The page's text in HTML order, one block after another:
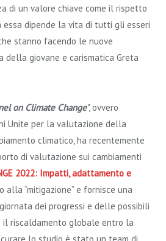
di un valore chiave come il rispetto
essa dipende la vita di tutti gli esseri
stanno facendo le nuove
della giovane e carismatica Greta
on Climate Change’, ovvero
Unite per la valutazione della
climatico, ha recentemente
di valutazione sui cambiamenti
2022: Impatti, adattamento e
alla “mitigazione” e fornisce una
dei progressi e delle possibili
il riscaldamento globale entro la